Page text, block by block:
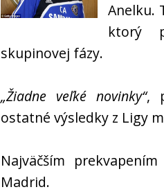
Anelku.
ktorý
skupinovej fázy.
„Žiadne veľké novinky“,
ostatné výsledky z Ligy
Najväčším
Madrid.